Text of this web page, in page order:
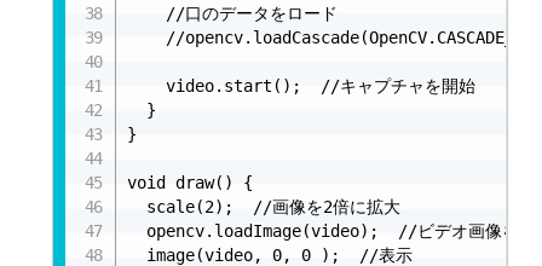
    //口のデータをロード
//
    video.start();  //キャプチャを開始
  }
}
void draw() {
  scale(2);  //画像を2倍に拡大
opencv.loadImage(video);  //ビデオ画像をメ
  image(video, 0, 0 );  //表示